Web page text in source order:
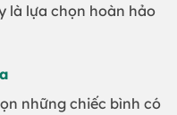
là lựa chọn hoàn hảo
những chiếc bình có